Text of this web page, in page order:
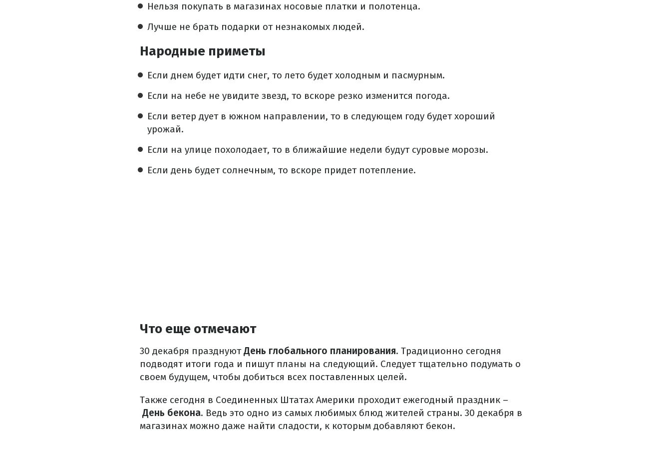
Нельзя покупать в магазинах носовые платки и полотенца.
Лучше не брать подарки от незнакомых людей.
Народные приметы
Если днем будет идти снег, то лето будет холодным и пасмурным.
Если на небе не увидите звезд, то вскоре резко изменится погода.
Если ветер дует в южном направлении, то в следующем году будет хороший
урожай.
Если на улице похолодает, то в ближайшие недели будут суровые морозы.
Если день будет солнечным, то вскоре придет потепление.
Что еще отмечают
30 декабря празднуютДень глобального планирования. Традиционно сегодня
подводят итоги года и пишут планы на следующий. Следует тщательно подумать о
своем будущем, чтобы добиться всех поставленных целей.
Также сегодня в Соединенных Штатах Америки проходит ежегодный праздник –
День бекона. Ведь это одно из самых любимых блюд жителей страны. 30 декабря в
магазинах можно даже найти сладости, к которым добавляют бекон.